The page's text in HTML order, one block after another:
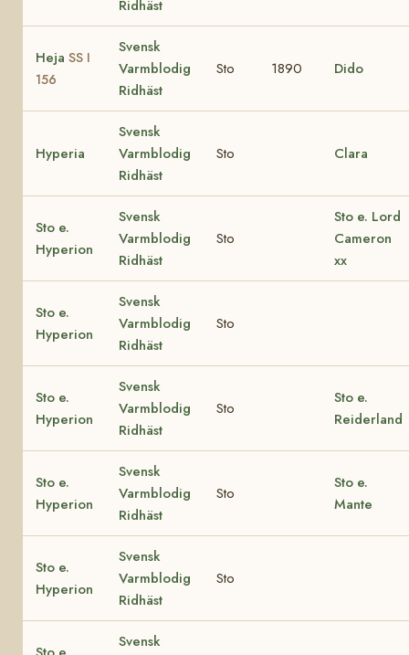
Ridhäst
Heja SS I
156
Svensk
Varmblodig
Ridhäst
Sto 1890 Dido
Hyperia
Svensk
Varmblodig
Ridhäst
Sto Clara
Sto e.
Hyperion
Svensk
Varmblodig
Ridhäst
Sto
Sto e. Lord
Cameron
xx
Sto e.
Hyperion
Svensk
Varmblodig
Ridhäst
Sto
Sto e.
Hyperion
Svensk
Varmblodig
Ridhäst
Sto
Sto e.
Reiderland
Sto e.
Hyperion
Svensk
Varmblodig
Ridhäst
Sto
Sto e.
Mante
Sto e.
Hyperion
Svensk
Varmblodig
Ridhäst
Sto
Svensk